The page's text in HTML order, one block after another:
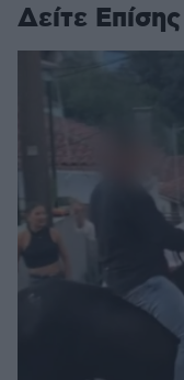
Δείτε Επίσης